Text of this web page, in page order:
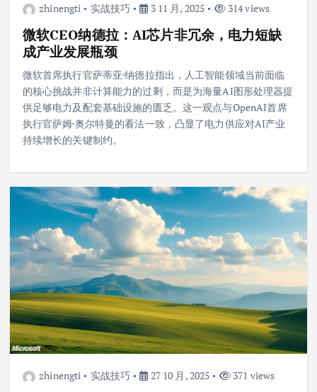
zhinengti 实战技巧 3 11 月, 2025 314 views
微软CEO纳德拉：AI芯片非冗余，电力短缺
成产业发展瓶颈
微软首席执行官萨蒂亚·纳德拉指出，人工智能领域当前面临
的核心挑战并非计算能力的过剩，而是为海量AI图形处理器提
供足够电力及配套基础设施的匮乏。这一观点与OpenAI首席
执行官萨姆·奥尔特曼的看法一致，凸显了电力供应对AI产业
持续增长的关键制约。
zhinengti 实战技巧 27 10 月, 2025 371 views